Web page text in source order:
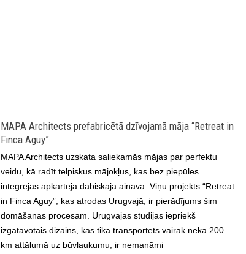
MAPA Architects prefabricētā dzīvojamā māja “Retreat in
Finca Aguy”
MAPA Architects uzskata saliekamās mājas par perfektu
veidu, kā radīt telpiskus mājokļus, kas bez piepūles
integrējas apkārtējā dabiskajā ainavā. Viņu projekts “Retreat
in Finca Aguy”, kas atrodas Urugvajā, ir pierādījums šim
domāšanas procesam. Urugvajas studijas iepriekš
izgatavotais dizains, kas tika transportēts vairāk nekā 200
km attālumā uz būvlaukumu, ir nemanāmi